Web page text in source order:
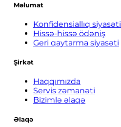
Məlumat
Konfidensiallıq siyasəti
Hissə-hissə ödəniş
Geri qaytarma siyasəti
Şirkət
Haqqımızda
Servis zəmanəti
Bizimlə əlaqə
Əlaqə